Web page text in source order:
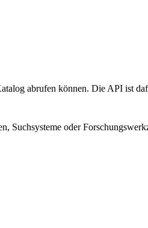
abrufen können. Die API ist
Suchsysteme oder